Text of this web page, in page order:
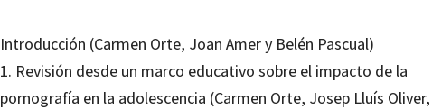
Introducción (Carmen Orte, Joan Amer y Belén Pascual)
1. Revisión desde un marco educativo sobre el impacto de la
pornografía en la adolescencia (Carmen Orte, Josep Lluís Oliver,